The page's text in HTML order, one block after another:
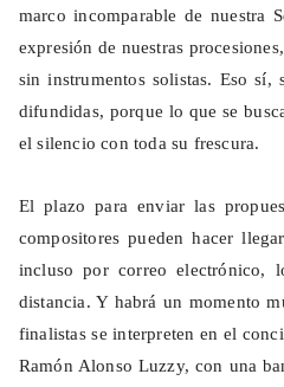
marco incomparable de nuestra
expresión de nuestras
sin instrumentos solistas. Eso sí,
difundidas, porque lo que se
el silencio con toda su frescura.
El plazo para enviar las
compositores pueden hacer
incluso por correo electrónico,
distancia. Y habrá un momento
finalistas se interpreten en el
Ramón Alonso Luzzy, con una